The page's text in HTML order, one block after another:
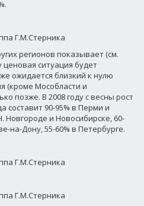
Г.М.Стерника
регионов показывает (см.
ценовая ситуация будет
ожидается близкий к нулю
(кроме Мособласти и
позже. В 2008 году с весны рост
составит 90-95% в Перми и
Новгороде и Новосибирске, 60-
на-Дону, 55-60% в Петербурге.
Г.М.Стерника
Г.М.Стерника